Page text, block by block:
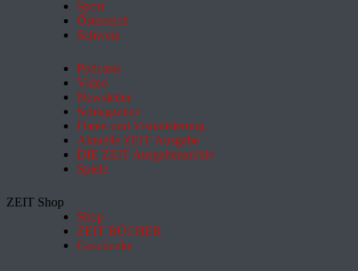
Sport
Österreich
Schweiz
Podcasts
Video
Newsletter
Schlagzeilen
Daten und Visualisierung
Aktuelle ZEIT-Ausgabe
DIE ZEIT Ausgabenarchiv
Spiele
ZEIT Shop
Shop
ZEIT BÜCHER
Geschenke